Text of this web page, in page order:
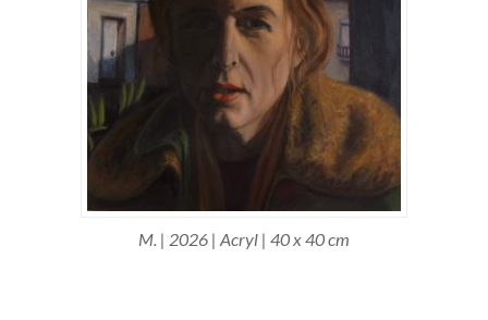
M. | 2026 | Acryl | 40 x 40 cm